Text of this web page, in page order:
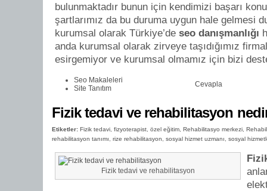
bulunmaktadır bunun için kendimizi başarı
şartlarımız da bu duruma uygun hale gelmesi
kurumsal olarak Türkiye’de seo danışmanlığı
anda kurumsal olarak zirveye taşıdığımız
esirgemiyor ve kurumsal olmamız için bizi
Seo Makaleleri
Site Tanıtım
Cevapla
Fizik tedavi ve rehabilitasyon
Etiketler: Fizik tedavi fizyoterapist özel eğitim Rehabilitasyo merkezi
rehabilitasyon tanımı
rize rehabilitasyon sosyal hizmet uzmanı sosyal
Fizik tedavi ve rehabilitasyon